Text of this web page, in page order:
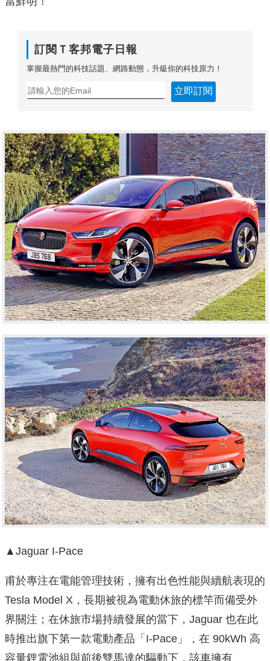
訂閱Ｔ客邦電子日報
掌握最熱門的科技話題、網路動態，升級你的科技原力！
立即訂閱
▲Jaguar I-Pace
甫於專注在電能管理技術，擁有出色性能與續航表現的
Tesla Model X，長期被視為電動休旅的標竿而備受外
界關注；在休旅市場持續發展的當下，Jaguar 也在此
時推出旗下第一款電動產品「I-Pace」，在 90kWh 高
容量鋰電池組與前後雙馬達的驅動下，該車擁有